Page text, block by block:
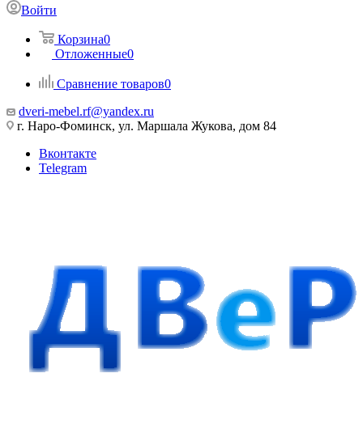
Войти
Корзина0
Отложенные0
Сравнение товаров0
dveri-mebel.rf@yandex.ru
г. Наро-Фоминск, ул. Маршала Жукова, дом 84
Вконтакте
Telegram